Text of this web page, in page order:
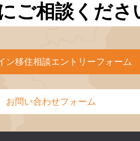
ご相談くださ
ン移住相談エントリーフォーム
お問い合わせフォーム